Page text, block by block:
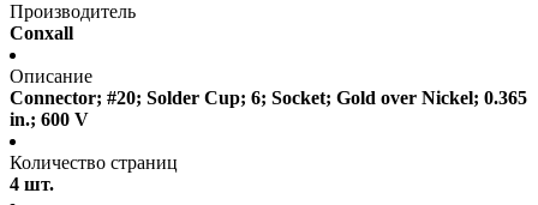
Производитель
Conxall
Описание
Connector; #20; Solder Cup; 6; Socket; Gold over Nickel; 0.365
in.; 600 V
Количество страниц
4 шт.